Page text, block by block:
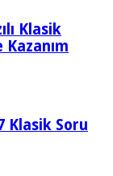
Klasik
Klasik Soru